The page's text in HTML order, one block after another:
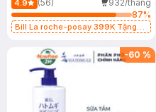
4.9 (56)
932/tháng
87%
Bill La roche-posay 399K Tặng
(SL có hạn)
-60 %